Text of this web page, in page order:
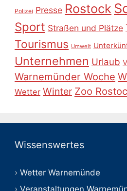
Polizei Presse Rostock
Sport Straßen und Plätze
Tourismus Umwelt
Unternehmen Urlaub
Warnemünder Woche
Wetter Winter Zoo
Wissenswertes
Wetter Warnemünde
Veranstaltungen